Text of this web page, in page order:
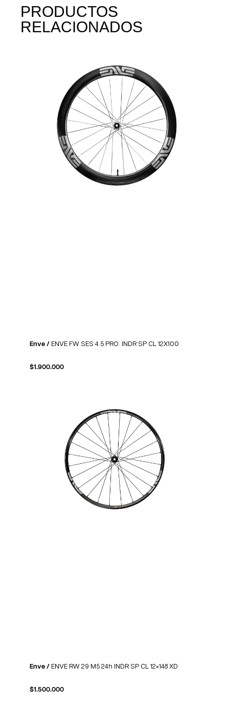
PRODUCTOS
RELACIONADOS
Enve / ENVE FW SES 4.5 PRO. INDR SP CL 12X100
$1.900.000
Enve / ENVE RW 29 M5 24h INDR SP CL 12×148 XD
$1.500.000